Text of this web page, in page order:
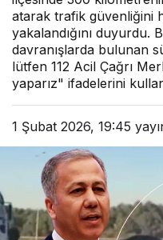
atarak trafik güvenliğini
yakalandığını
davranışlarda bulunan
lütfen 112 Acil Çağrı
yaparız" ifadelerini
1 Şubat 2026, 19:45